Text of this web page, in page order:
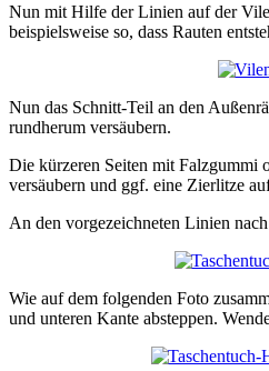
Nun mit Hilfe der Linien auf der
beispielsweise so, dass Rauten
Nun das Schnitt-Teil an den
rundherum versäubern.
Die kürzeren Seiten mit Falzgummi
versäubern und ggf. eine Zierlitze
An den vorgezeichneten Linien
Wie auf dem folgenden Foto
und unteren Kante absteppen.